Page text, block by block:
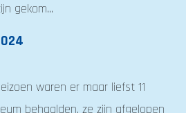
gekom...
waren er maar liefst 11
behaalden, ze zijn afgelopen